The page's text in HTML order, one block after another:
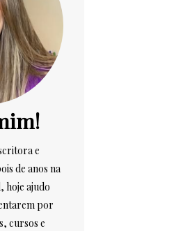
e
de anos na
hoje ajudo
por
cursos e